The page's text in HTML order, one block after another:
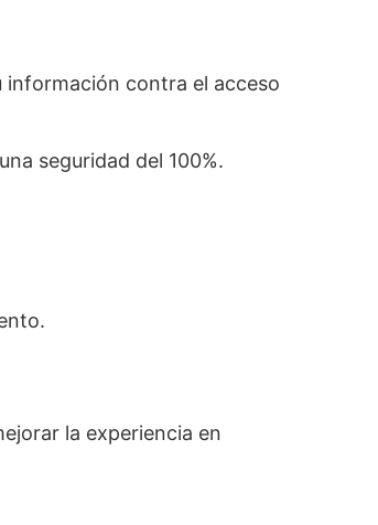
contra el acceso
seguridad del 100%.
la experiencia en